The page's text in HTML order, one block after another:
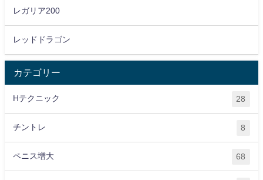
レガリア200
レッドドラゴン
カテゴリー
Hテクニック 28
チントレ 8
ペニス増大 68